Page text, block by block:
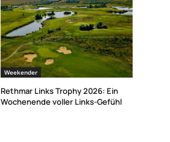
Weekender
Rethmar Links Trophy 2026: Ein
Wochenende voller Links-Gefühl